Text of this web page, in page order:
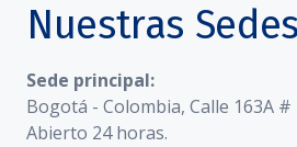
Nuestras Sedes
Sede principal:
Bogotá - Colombia, Calle 163A #
Abierto 24 horas.